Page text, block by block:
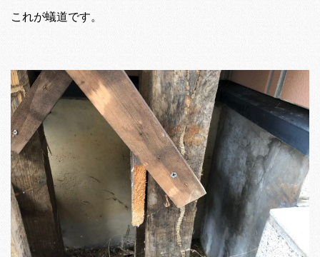
これが蟻道です。